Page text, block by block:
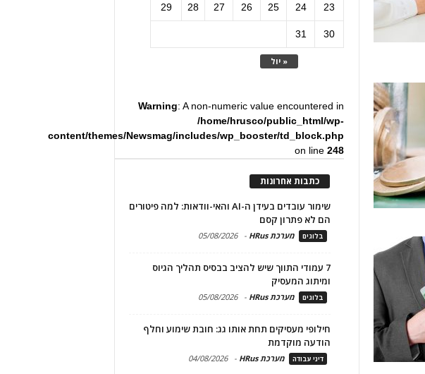
« יול
23
24
25
26
27
28
29
30
31
Warning: A non-numeric value encountered in
/home/hrusco/public_html/wp-
content/themes/Newsmag/includes/wp_booster/td_block.php
on line248
כתבות אחרונות
שימור עובדים בעידן ה-AI והאי-וודאות: למה פיטורים
הם לא פתרון קסם
בלוגים מערכת HRus -
05/08/2026
7 עמודי התווך שיש להציב בבסיס תהליך הגיוס
ומיתוג המעסיק
בלוגים מערכת HRus -
05/08/2026
חילופי מעסיקים תחת אותו גג: חובת שימוע וחלף
הודעה מוקדמת
דיני עבודה מערכת HRus -
04/08/2026